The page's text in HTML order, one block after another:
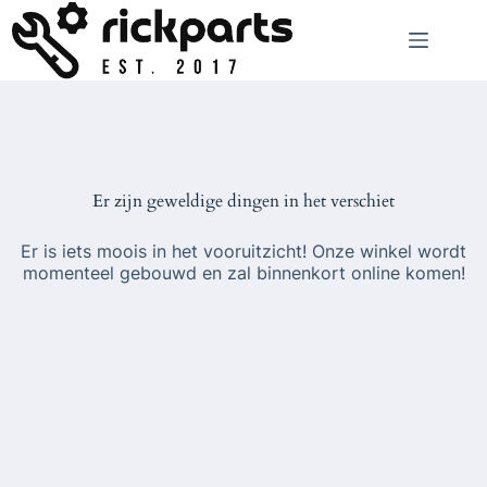
naar
de
inhoud
Er zijn geweldige dingen in het verschiet
Er is iets moois in het vooruitzicht! Onze winkel wordt
momenteel gebouwd en zal binnenkort online komen!